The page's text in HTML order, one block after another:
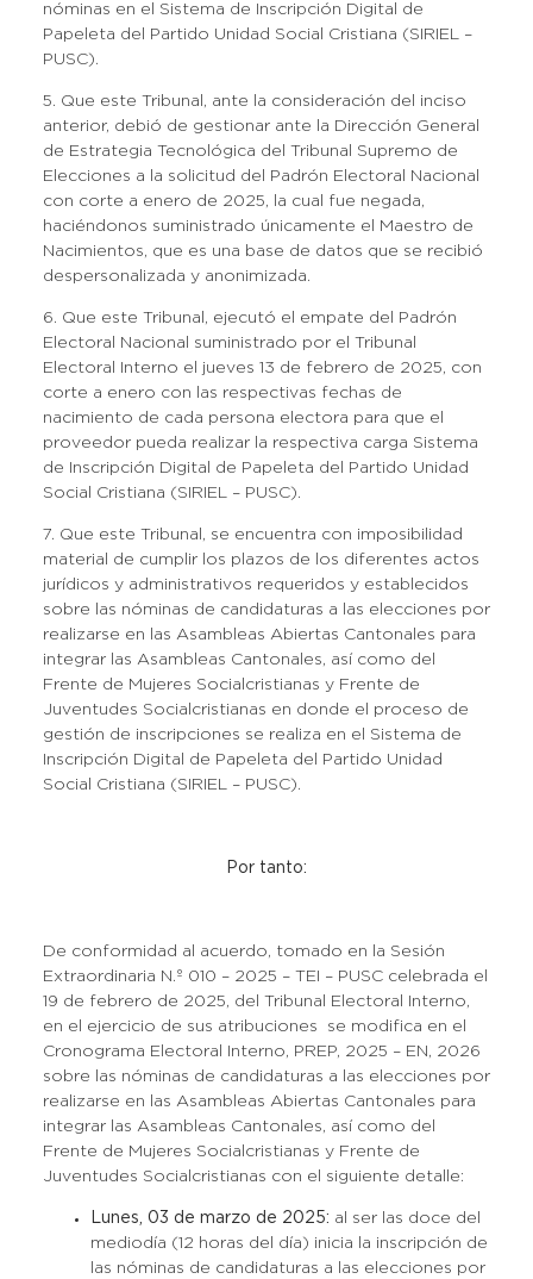
nóminas en el Sistema de Inscripción Digital de
Papeleta del Partido Unidad Social Cristiana (SIRIEL –
PUSC).
5. Que este Tribunal, ante la consideración del inciso
anterior, debió de gestionar ante la Dirección General
de Estrategia Tecnológica del Tribunal Supremo de
Elecciones a la solicitud del Padrón Electoral Nacional
con corte a enero de 2025, la cual fue negada,
haciéndonos suministrado únicamente el Maestro de
Nacimientos, que es una base de datos que se recibió
despersonalizada y anonimizada.
6. Que este Tribunal, ejecutó el empate del Padrón
Electoral Nacional suministrado por el Tribunal
Electoral Interno el jueves 13 de febrero de 2025, con
corte a enero con las respectivas fechas de
nacimiento de cada persona electora para que el
proveedor pueda realizar la respectiva carga Sistema
de Inscripción Digital de Papeleta del Partido Unidad
Social Cristiana (SIRIEL – PUSC).
7. Que este Tribunal, se encuentra con imposibilidad
material de cumplir los plazos de los diferentes actos
jurídicos y administrativos requeridos y establecidos
sobre las nóminas de candidaturas a las elecciones por
realizarse en las Asambleas Abiertas Cantonales para
integrar las Asambleas Cantonales, así como del
Frente de Mujeres Socialcristianas y Frente de
Juventudes Socialcristianas en donde el proceso de
gestión de inscripciones se realiza en el Sistema de
Inscripción Digital de Papeleta del Partido Unidad
Social Cristiana (SIRIEL – PUSC).
Por tanto:
De conformidad al acuerdo, tomado en la Sesión
Extraordinaria N.º 010 – 2025 – TEI – PUSC celebrada el
19 de febrero de 2025, del Tribunal Electoral Interno,
en el ejercicio de sus atribuciones se modifica en el
Cronograma Electoral Interno, PREP, 2025 – EN, 2026
sobre las nóminas de candidaturas a las elecciones por
realizarse en las Asambleas Abiertas Cantonales para
integrar las Asambleas Cantonales, así como del
Frente de Mujeres Socialcristianas y Frente de
Juventudes Socialcristianas con el siguiente detalle:
Lunes, 03 de marzo de 2025: al ser las doce del
mediodía (12 horas del día) inicia la inscripción de
las nóminas de candidaturas a las elecciones por